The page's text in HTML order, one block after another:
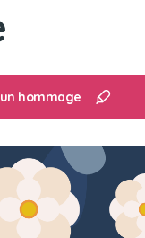
hommage